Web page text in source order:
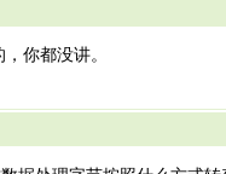
你都没讲。